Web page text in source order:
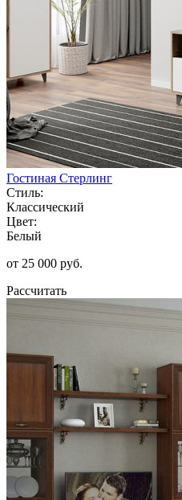
Гостиная Стерлинг
Стиль:
Классический
Цвет:
Белый
от 25 000 руб.
Рассчитать